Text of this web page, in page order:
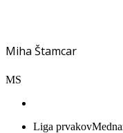
Miha Štamcar
MS
Liga prvakov